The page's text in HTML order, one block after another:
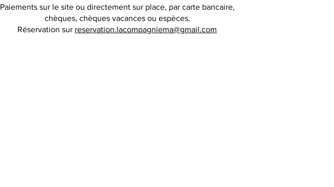
Paiements sur le site ou directement sur place, par carte bancaire,
chèques, chèques vacances ou espèces.
Réservation sur reservation.lacompagniema@gmail.com